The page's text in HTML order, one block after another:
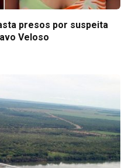
presos por suspeita
Veloso